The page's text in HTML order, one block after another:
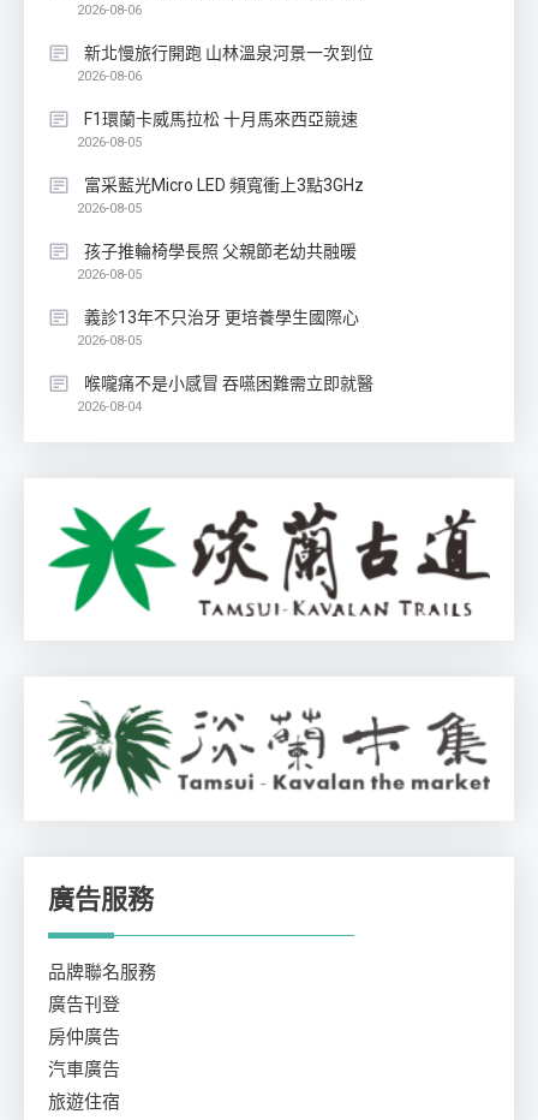
2026-08-06
新北慢旅行開跑 山林溫泉河景一次到位
2026-08-06
F1環蘭卡威馬拉松 十月馬來西亞競速
2026-08-05
富采藍光Micro LED 頻寬衝上3點3GHz
2026-08-05
孩子推輪椅學長照 父親節老幼共融暖
2026-08-05
義診13年不只治牙 更培養學生國際心
2026-08-05
喉嚨痛不是小感冒 吞嚥困難需立即就醫
2026-08-04
廣告服務
品牌聯名服務
廣告刊登
房仲廣告
汽車廣告
旅遊住宿